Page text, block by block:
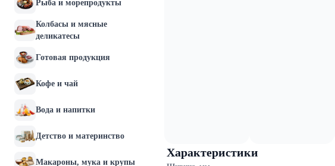
Рыба и морепродукты
Колбасы и мясные
деликатесы
Готовая продукция
Кофе и чай
Вода и напитки
Детство и материнство
Макароны, мука и крупы
Характеристики